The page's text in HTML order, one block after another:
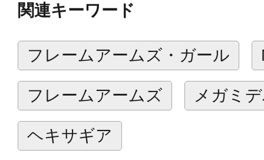
けるアイテムとなっています。
商品仕様
■組み換えによって大型の魔法の杖
ットといった様々なスタイルへと変
■本体基部に別売りのミライトシリ
池）を組み込むことができ、本体中
関連キーワード
フレームアームズ・ガール
フレームアームズ メガミ
ヘキサギア